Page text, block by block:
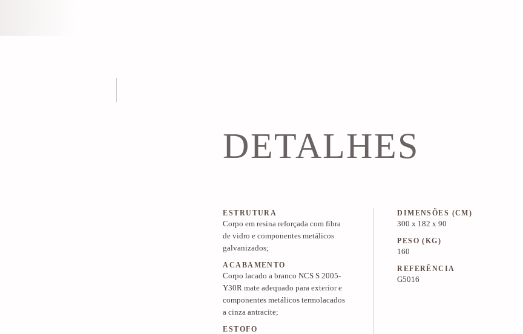
DETALHES
ESTRUTURA
Corpo em resina reforçada com fibra
de vidro e componentes metálicos
galvanizados;
ACABAMENTO
Corpo lacado a branco NCS S 2005-
Y30R mate adequado para exterior e
componentes metálicos termolacados
a cinza antracite;
ESTOFO
DIMENSÕES (CM)
300 x 182 x 90
PESO (KG)
160
REFERÊNCIA
G5016